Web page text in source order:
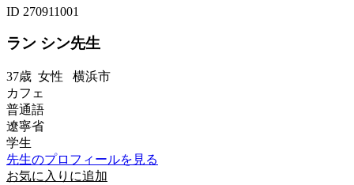
ID 270911001
ラン シン先生
37歳 女性 横浜市
カフェ
普通語
遼寧省
学生
先生のプロフィールを見る
お気に入りに追加